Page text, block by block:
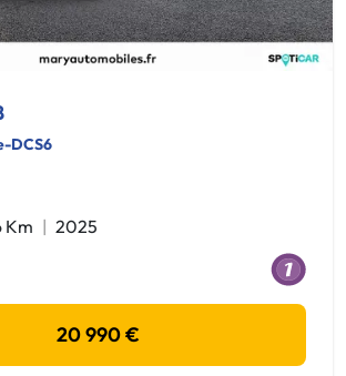
DCS6
Km
2025
20 990 €